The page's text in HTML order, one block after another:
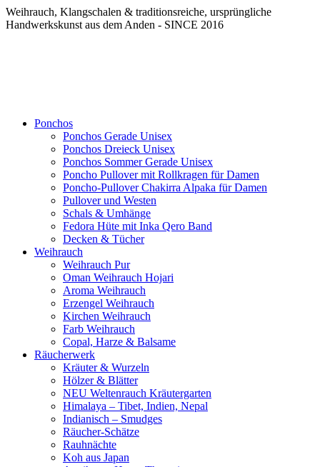
Weihrauch, Klangschalen & traditionsreiche, ursprüngliche
Handwerkskunst aus dem Anden - SINCE 2016
Ponchos
Ponchos Gerade Unisex
Ponchos Dreieck Unisex
Ponchos Sommer Gerade Unisex
Poncho Pullover mit Rollkragen für Damen
Poncho-Pullover Chakirra Alpaka für Damen
Pullover und Westen
Schals & Umhänge
Fedora Hüte mit Inka Qero Band
Decken & Tücher
Weihrauch
Weihrauch Pur
Oman Weihrauch Hojari
Aroma Weihrauch
Erzengel Weihrauch
Kirchen Weihrauch
Farb Weihrauch
Copal, Harze & Balsame
Räucherwerk
Kräuter & Wurzeln
Hölzer & Blätter
NEU Weltenrauch Kräutergarten
Himalaya – Tibet, Indien, Nepal
Indianisch – Smudges
Räucher-Schätze
Rauhnächte
Koh aus Japan